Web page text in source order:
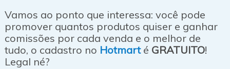
Vamos ao ponto que interessa: você pode
promover quantos produtos quiser e ganhar
comissões por cada venda e o melhor de
tudo, o cadastro no Hotmarté GRATUITO!
Legal né?